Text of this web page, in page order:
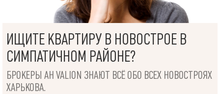
ИЩИТЕ КВАРТИРУ В НОВОСТРОЕ В
СИМПАТИЧНОМ РАЙОНЕ?
БРОКЕРЫ АН VALION ЗНАЮТ ВСЁ ОБО ВСЕХ НОВОСТРОЯХ
ХАРЬКОВА.